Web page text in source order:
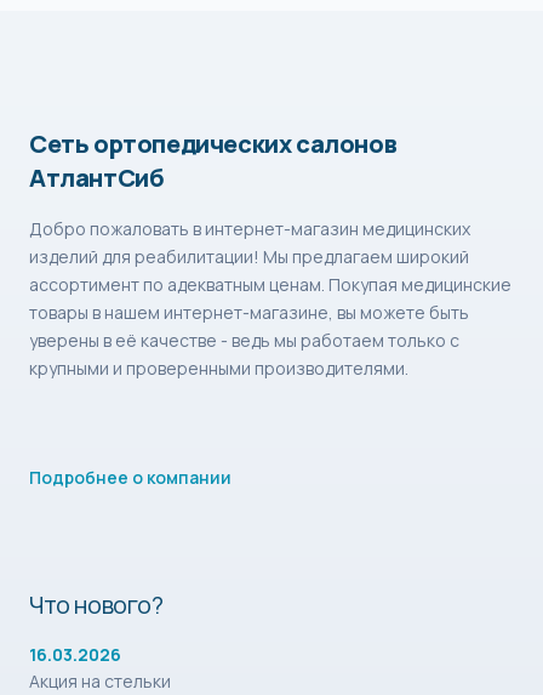
Сеть ортопедических салонов
АтлантСиб
Добро пожаловать в интернет-магазин медицинских
изделий для реабилитации! Мы предлагаем широкий
ассортимент по адекватным ценам. Покупая медицинские
товары в нашем интернет-магазине, вы можете быть
уверены в её качестве - ведь мы работаем только с
крупными и проверенными производителями.
Подробнее о компании
Что нового?
16.03.2026
Акция на стельки